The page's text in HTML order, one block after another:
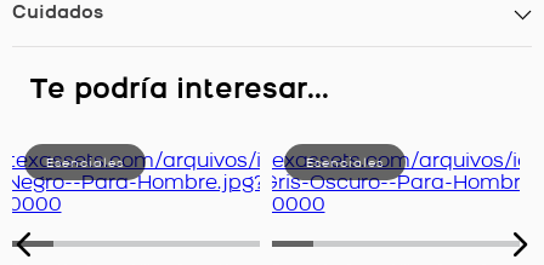
Cuidados
Te podría interesar...